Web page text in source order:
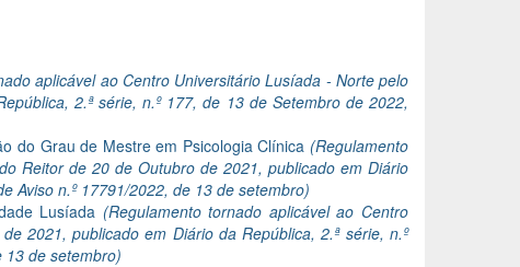
aplicável ao Centro Universitário Lusíada - Norte pelo
2.ª série, n.º 177, de 13 de Setembro de 2022,
do Grau de Mestre em Psicologia Clínica (Regulamento
Reitor de 20 de Outubro de 2021, publicado em Diário
Aviso n.º 17791/2022, de 13 de setembro)
Lusíada (Regulamento tornado aplicável ao Centro
2021, publicado em Diário da República, 2.ª série, n.º
13 de setembro)